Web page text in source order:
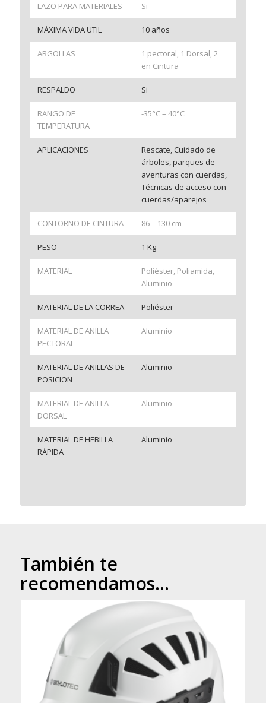
LAZO PARA MATERIALES Si
MÁXIMA VIDA UTIL 10 años
ARGOLLAS
1 pectoral, 1 Dorsal, 2
en Cintura
RESPALDO Si
RANGO DE
TEMPERATURA
-35°C – 40°C
APLICACIONES
Rescate, Cuidado de
árboles, parques de
aventuras con cuerdas,
Técnicas de acceso con
cuerdas/aparejos
CONTORNO DE CINTURA 86 – 130 cm
PESO 1 Kg
MATERIAL
Poliéster, Poliamida,
Aluminio
MATERIAL DE LA CORREA Poliéster
MATERIAL DE ANILLA
PECTORAL
Aluminio
MATERIAL DE ANILLAS DE
POSICION
Aluminio
MATERIAL DE ANILLA
DORSAL
Aluminio
MATERIAL DE HEBILLA
RÁPIDA
Aluminio
También te
recomendamos…